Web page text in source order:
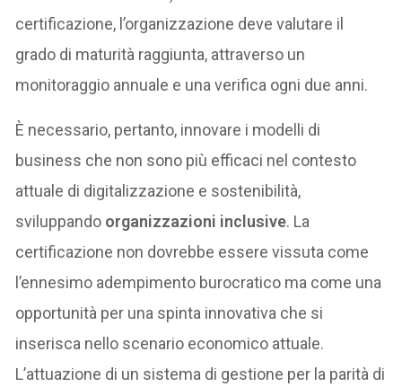
certificazione, l’organizzazione deve valutare il
grado di maturità raggiunta, attraverso un
monitoraggio annuale e una verifica ogni due anni.
È necessario, pertanto, innovare i modelli di
business che non sono più efficaci nel contesto
attuale di digitalizzazione e sostenibilità,
sviluppando organizzazioni inclusive. La
certificazione non dovrebbe essere vissuta come
l’ennesimo adempimento burocratico ma come una
opportunità per una spinta innovativa che si
inserisca nello scenario economico attuale.
L’attuazione di un sistema di gestione per la parità di